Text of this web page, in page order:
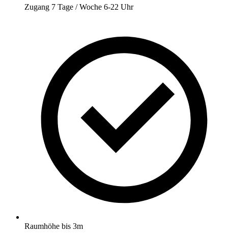
Zugang 7 Tage / Woche 6-22 Uhr
Raumhöhe bis 3m